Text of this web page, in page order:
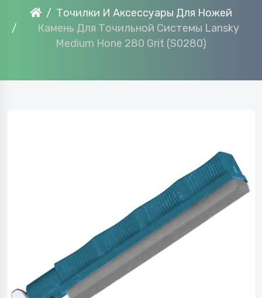
Точилки И Аксессуары Для Ножей
Камень Для Точильной Системы Lansky
Medium Hone 280 Grit (S0280)